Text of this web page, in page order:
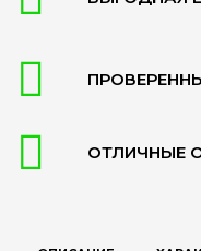
ОТЛИЧНЫЕ